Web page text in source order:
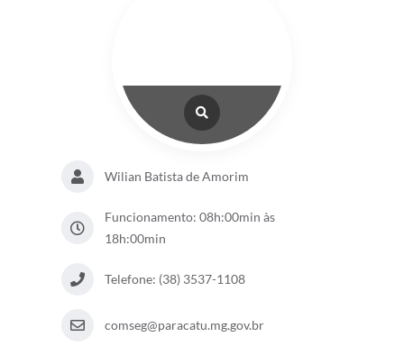
Wilian Batista de Amorim
Funcionamento: 08h:00min às
18h:00min
Telefone: (38) 3537-1108
comseg@paracatu.mg.gov.br